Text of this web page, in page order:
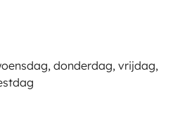
donderdag, vrijdag,